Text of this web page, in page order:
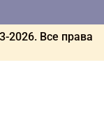
2026. Все права